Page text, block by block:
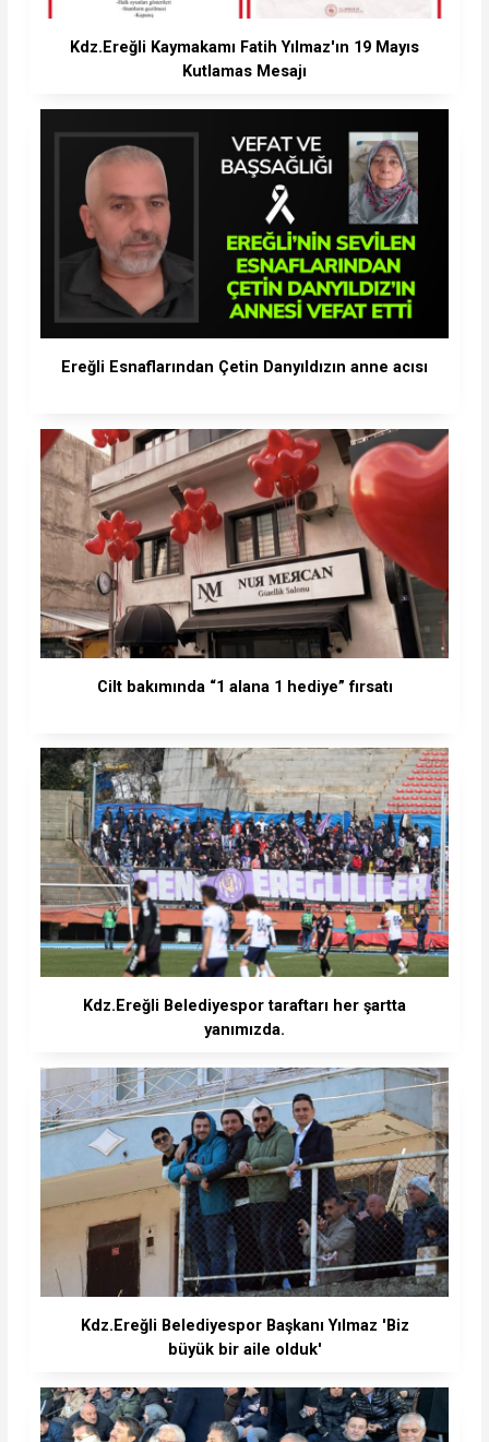
Kdz.Ereğli Kaymakamı Fatih Yılmaz'ın 19 Mayıs
Kutlamas Mesajı
Ereğli Esnaflarından Çetin Danyıldızın anne acısı
Cilt bakımında “1 alana 1 hediye” fırsatı
Kdz.Ereğli Belediyespor taraftarı her şartta
yanımızda.
Kdz.Ereğli Belediyespor Başkanı Yılmaz 'Biz
büyük bir aile olduk'